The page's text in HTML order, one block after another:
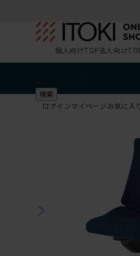
個人向けTOP法人向け
検索
ログインマイページ お気に入